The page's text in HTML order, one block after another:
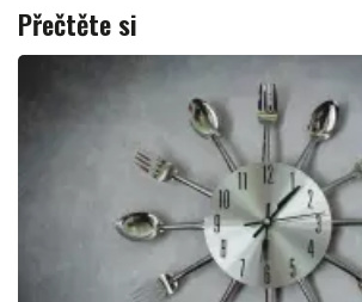
Přečtěte si